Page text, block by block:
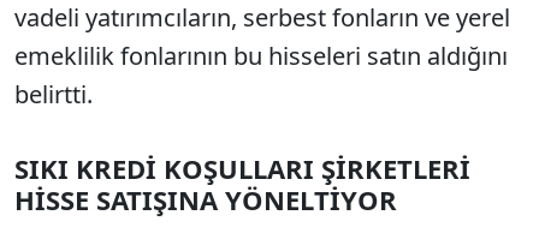
vadeli yatırımcıların, serbest fonların ve yerel
emeklilik fonlarının bu hisseleri satın aldığını
belirtti.
SIKI KREDİ KOŞULLARI ŞİRKETLERİ
HİSSE SATIŞINA YÖNELTİYOR